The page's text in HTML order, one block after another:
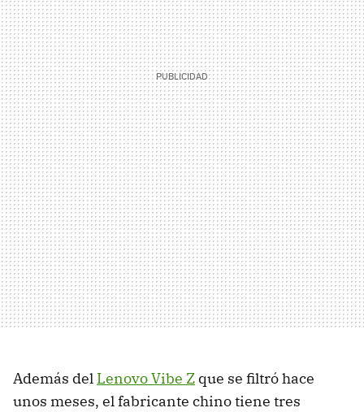
Además del Lenovo Vibe Z que se filtró hace
unos meses, el fabricante chino tiene tres